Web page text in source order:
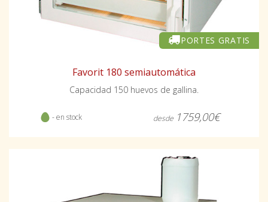
PORTES GRATIS
Favorit 180 semiautomática
Capacidad 150 huevos de gallina.
- en stock desde 1759,00€